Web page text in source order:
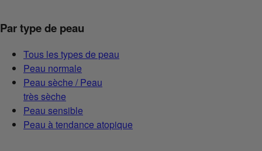
Par type de peau
Tous les types de peau
Peau normale
Peau sèche / Peau
très sèche
Peau sensible
Peau à tendance atopique